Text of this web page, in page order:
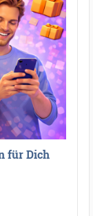
für Dich